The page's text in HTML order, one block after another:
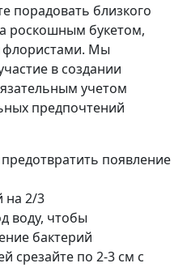
порадовать близкого
роскошным букетом,
Мы
в создании
учетом
предпочтений
появление
на 2/3
воду, чтобы
бактерий
срезайте по 2-3 см с